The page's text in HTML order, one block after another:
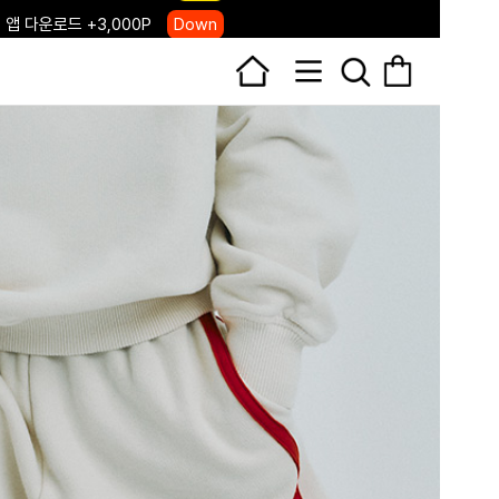
앱 다운로드 +3,000P Down
Click